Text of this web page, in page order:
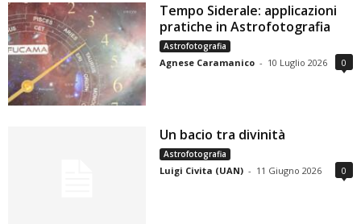
Tempo Siderale: applicazioni
pratiche in Astrofotografia
Astrofotografia
Agnese Caramanico - 10 Luglio 2026 0
Un bacio tra divinità
Astrofotografia
Luigi Civita (UAN) - 11 Giugno 2026 0